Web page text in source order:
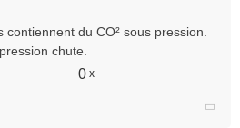
du CO² sous pression.
chute.
0 x